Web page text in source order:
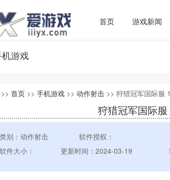
首页 游戏新闻
游戏
首页 >> 手机游戏 >> 动作射击 >> 狩猎冠军国际服
狩猎冠军国际
别：动作射击 软件授权：
软件大小：
更新时间：2024-03-19